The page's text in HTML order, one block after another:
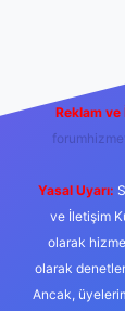
Reklam ve
Yasal Uyarı:
ve İletişim
olarak
olarak
Ancak,